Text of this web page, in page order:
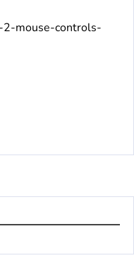
2-mouse-controls-